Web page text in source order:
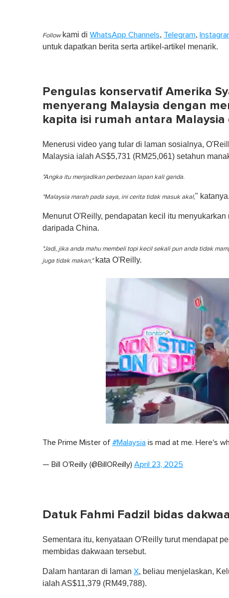
Follow kami di WhatsApp Channels, Telegram,
untuk dapatkan berita serta artikel-artikel menarik.
Pengulas konservatif Amerika
menyerang Malaysia dengan
kapita isi rumah antara
Menerusi video yang tular di laman sosialnya,
Malaysia ialah AS$5,731 (RM25,061) setahun
"Angka itu menjadikan perbezaan lapan kali ganda.
"Malaysia marah pada saya, ini cerita tidak masuk akal," katanya.
Menurut O'Reilly, pendapatan kecil itu
daripada China.
"Jadi, jika anda mahu membeli topi kecil sekali pun anda tidak
juga tidak makan,"kata O'Reilly.
e
n
m
u
e
0
V
o
The Prime Mister of #Malaysia is mad at me. Here's
— Bill O'Reilly (@BillOReilly) April 23, 2025
Datuk Fahmi Fadzil bidas
Sementara itu, kenyataan O'Reilly turut mendapat
membidas dakwaan tersebut.
Dalam hantaran di laman X, beliau menjelaskan,
ialah AS$11,379 (RM49,788).